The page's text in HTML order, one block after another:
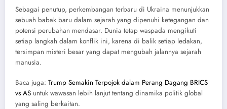
Sebagai penutup, perkembangan terbaru di Ukraina menunjukkan
sebuah babak baru dalam sejarah yang dipenuhi ketegangan dan
potensi perubahan mendasar. Dunia tetap waspada mengikuti
setiap langkah dalam konflik ini, karena di balik setiap ledakan,
tersimpan misteri besar yang dapat mengubah jalannya sejarah
manusia.
Baca juga: Trump Semakin Terpojok dalam Perang Dagang BRICS
vs AS untuk wawasan lebih lanjut tentang dinamika politik global
yang saling berkaitan.